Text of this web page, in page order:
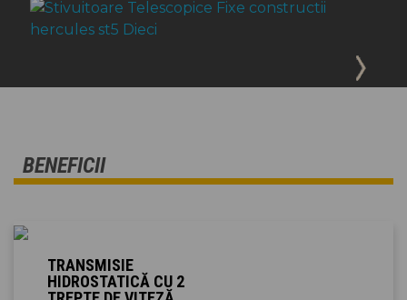
BENEFICII
TRANSMISIE
HIDROSTATICĂ CU 2